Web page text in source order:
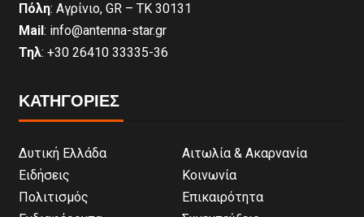
Πόλη: Αγρίνιο, GR – ΤΚ 30131
Mail : info@antenna-star.gr
Τηλ: +30 26410 33335-36
ΚΑΤΗΓΟΡΙΕΣ
Δυτική Ελλάδα
Αιτωλία & Ακαρνανία
Ειδήσεις
Κοινωνία
Πολιτισμός
Επικαιρότητα